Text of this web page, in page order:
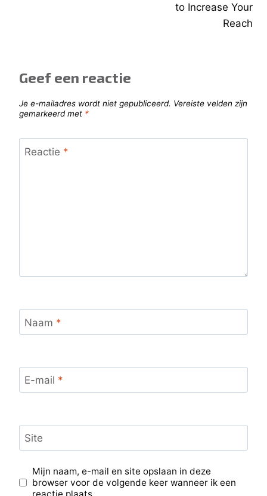
to Increase Your
Reach
Geef een reactie
Je e-mailadres wordt niet gepubliceerd. Vereiste velden zijn
gemarkeerd met *
Reactie *
Naam *
E-mail *
Site
Mijn naam, e-mail en site opslaan in deze
browser voor de volgende keer wanneer ik een